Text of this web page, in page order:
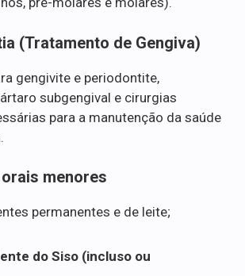
(Tratamento de Gengiva)
gengivite e periodontite,
subgengival e cirurgias
para a manutenção da saúde
menores
permanentes e de leite;
do Siso (incluso ou